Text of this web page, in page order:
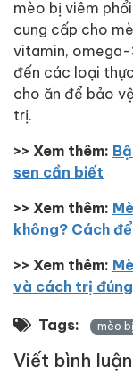
mèo bị viêm
cung cấp cho
vitamin, omega-
đến các loại
cho ăn để bảo
trị.
>> Xem thêm:
sen cần biết
>> Xem thêm:
không? Cách
>> Xem thêm:
và cách trị
Tags: mèo
Viết bình